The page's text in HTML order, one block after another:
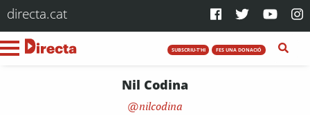
directa.cat
SUBSCRIU-T'HI FES UNA DONACIÓ
Nil Codina
nilcodina